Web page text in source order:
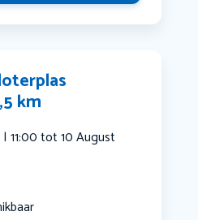
km
11:00 tot 10 August